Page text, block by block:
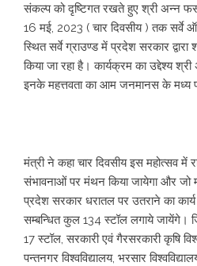
संकल्प को दृष्टिगत रखते हुए श्री अन्न
16 मई, 2023 ( चार दिवसीय ) तक सर्वे
स्थित सर्वे ग्राउण्ड में प्रदेश सरकार
किया जा रहा है। कार्यक्रम का उद्देश्य
इनके महत्तवता का आम जनमानस के मध्य
मंत्री ने कहा चार दिवसीय इस महोत्सव में
संभावनाओं पर मंथन किया जायेगा और
प्रदेश सरकार धरातल पर उतराने का
सम्बन्धित कुल 134 स्टॉल लगाये जायेंगे।
17 स्टॉल, सरकारी एवं गैरसरकारी कृषि
पन्तनगर विश्वविद्यालय, भरसार